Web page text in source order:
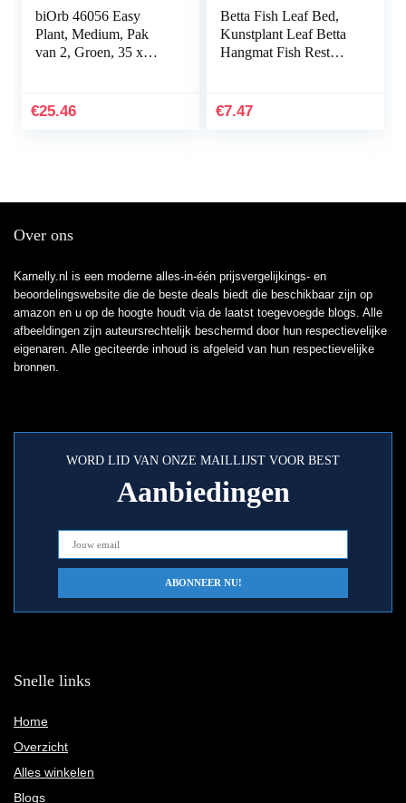
biOrb 46056 Easy
Plant, Medium, Pak
van 2, Groen, 35 x
€25.46
Betta Fish Leaf Bed,
Kunstplant Leaf Betta
Hangmat Fish Rest
€7.47
Over ons
Karnelly.nl is een moderne alles-in-één prijsvergelijkings- en
beoordelingswebsite die de beste deals biedt die beschikbaar zijn op
amazon en u op de hoogte houdt via de laatst toegevoegde blogs. Alle
afbeeldingen zijn auteursrechtelijk beschermd door hun respectievelijke
eigenaren. Alle geciteerde inhoud is afgeleid van hun respectievelijke
bronnen.
WORD LID VAN ONZE MAILLIJST VOOR BEST
Aanbiedingen
Snelle links
Home
Overzicht
Alles winkelen
Blogs